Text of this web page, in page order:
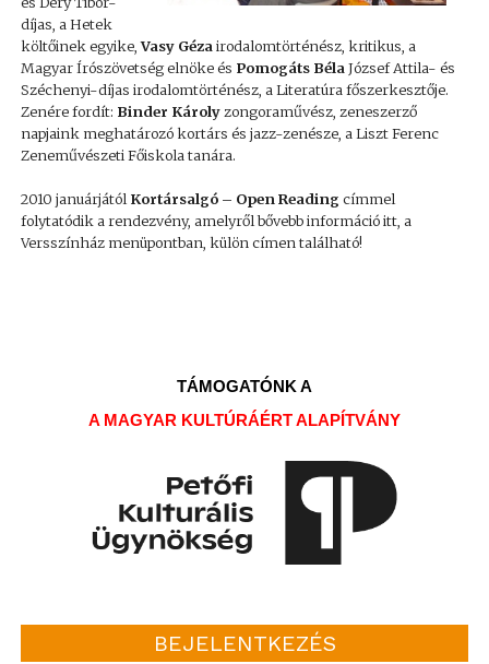
díjas, a Hetek
költőinek egyike,Vasy Gézairodalomtörténész, kritikus, a
Magyar Írószövetség elnöke és Pomogáts BélaJózsef Attila- és
Széchenyi-díjas irodalomtörténész, a Literatúra főszerkesztője.
Zenére fordít: Binder Károlyzongoraművész, zeneszerző
napjaink meghatározó kortárs és jazz-zenésze, a Liszt Ferenc
Zeneművészeti Főiskola tanára.
2010 januárjátólKortársalgó – Open Reading címmel
folytatódik a rendezvény, amelyről bővebb információ itt, a
Versszínház menüpontban, külön címen található!
TÁMOGATÓNK A
A MAGYAR KULTÚRÁÉRT ALAPÍTVÁNY
BEJELENTKEZÉS